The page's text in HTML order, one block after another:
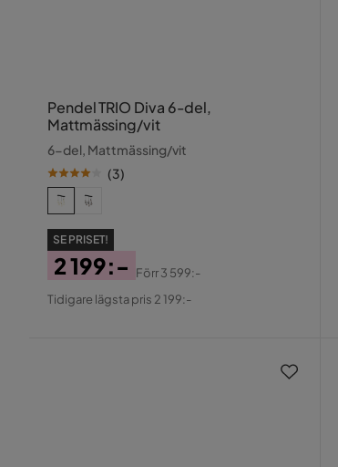
Pendel TRIO Diva 6-del,
Mattmässing/vit
6-del, Mattmässing/vit
(3)
SE PRISET!
Pris
2 199:-
Original
Förr3 599:-
Tidigare lägsta pris 2 199:-